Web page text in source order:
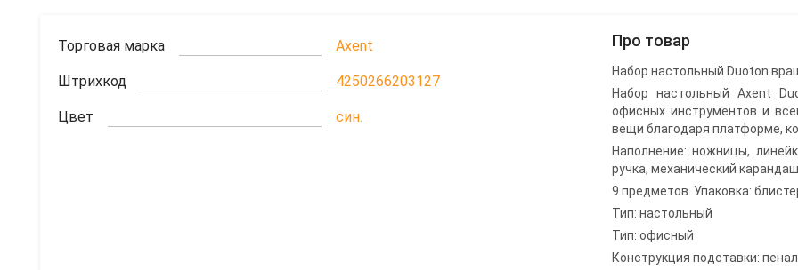
Торговая марка Axent
Штрихкод 4250266203127
Цвет син.
Про товар
Набор настольный Duoton
Набор настольный Axent
офисных инструментов и
вещи благодаря платформе,
Наполнение: ножницы,
ручка, механический карандаш.
9 предметов. Упаковка:
Тип: настольный
Тип: офисный
Конструкция подставки: